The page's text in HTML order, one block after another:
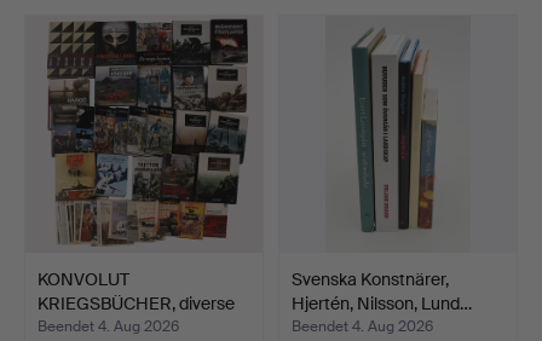
KONVOLUT
KRIEGSBÜCHER, diverse
Titel und A…
Beendet 4. Aug 2026
Svenska Konstnärer,
Hjertén, Nilsson, Lund…
Beendet 4. Aug 2026